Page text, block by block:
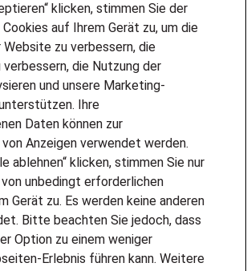
AIRBUS
klicken, stimmen Sie der
auf Ihrem Gerät zu, um die
zu verbessern, die
die Nutzung der
und unsere Marketing-
Ihre
Daten können zur
Anzeigen verwendet werden.
ablehnen“ klicken, stimmen Sie nur
unbedingt erforderlichen
Gerät zu. Es werden keine anderen
Bitte beachten Sie jedoch, dass
Option zu einem weniger
Erlebnis führen kann. Weitere